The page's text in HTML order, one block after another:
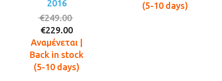
2016
€249.00
was:
€249.00.
€229.00
τρέχουσα
τιμή
είναι:
Αναμένεται |
Back in stock
(5-10 days)
είναι:
(5-10 days)